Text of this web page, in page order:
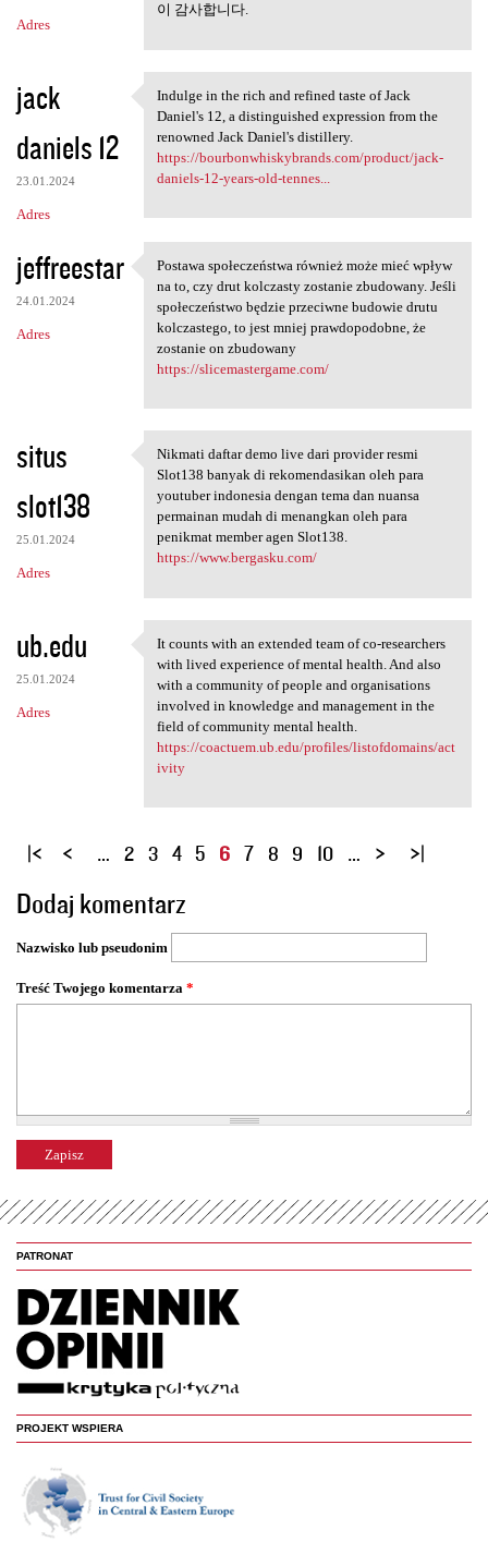
Adres
이 감사합니다.
jack
daniels 12
23.01.2024
Adres
Indulge in the rich and
Indulge in the rich and refined taste of Jack
Daniel's 12, a distinguished expression from the
renowned Jack Daniel's distillery.
https://bourbonwhiskybrands.com/product/jack-
daniels-12-years-old-tennes...
jeffreestar
24.01.2024
Adres
Postawa społeczeństwa również
Postawa społeczeństwa również może mieć wpływ
na to, czy drut kolczasty zostanie zbudowany. Jeśli
społeczeństwo będzie przeciwne budowie drutu
kolczastego, to jest mniej prawdopodobne, że
zostanie on zbudowany
https://slicemastergame.com/
situs
slot138
25.01.2024
Adres
Nikmati daftar demo live dari
Nikmati daftar demo live dari provider resmi
Slot138 banyak di rekomendasikan oleh para
youtuber indonesia dengan tema dan nuansa
permainan mudah di menangkan oleh para
penikmat member agen Slot138.
https://www.bergasku.com/
ub.edu
25.01.2024
Adres
It counts with an extended
It counts with an extended team of co-researchers
with lived experience of mental health. And also
with a community of people and organisations
involved in knowledge and management in the
field of community mental health.
https://coactuem.ub.edu/profiles/listofdomains/act
ivity
S
r
o
y
… 2 3 4 5 6 7 8 9 10 …
Dodaj komentarz
Nazwisko lub pseudonim
Treść Twojego komentarza *
PATRONAT
PROJEKT WSPIERA